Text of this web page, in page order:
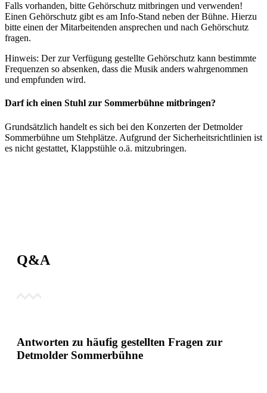
Falls vorhanden, bitte Gehörschutz mitbringen und verwenden!
Einen Gehörschutz gibt es am Info-Stand neben der Bühne. Hierzu
bitte einen der Mitarbeitenden ansprechen und nach Gehörschutz
fragen.
Hinweis: Der zur Verfügung gestellte Gehörschutz kann bestimmte
Frequenzen so absenken, dass die Musik anders wahrgenommen
und empfunden wird.
Darf ich einen Stuhl zur Sommerbühne mitbringen?
Grundsätzlich handelt es sich bei den Konzerten der Detmolder
Sommerbühne um Stehplätze. Aufgrund der Sicherheitsrichtlinien ist
es nicht gestattet, Klappstühle o.ä. mitzubringen.
Q&A
Antworten zu häufig gestellten Fragen zur
Detmolder Sommerbühne